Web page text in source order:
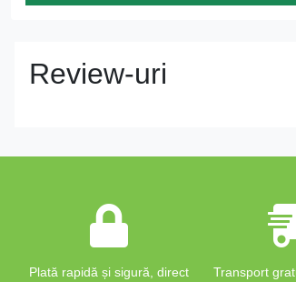
Review-uri
Plată rapidă și sigură, direct
Transport